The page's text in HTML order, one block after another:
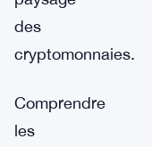
des
cryptomonnaies.
Comprendre
les